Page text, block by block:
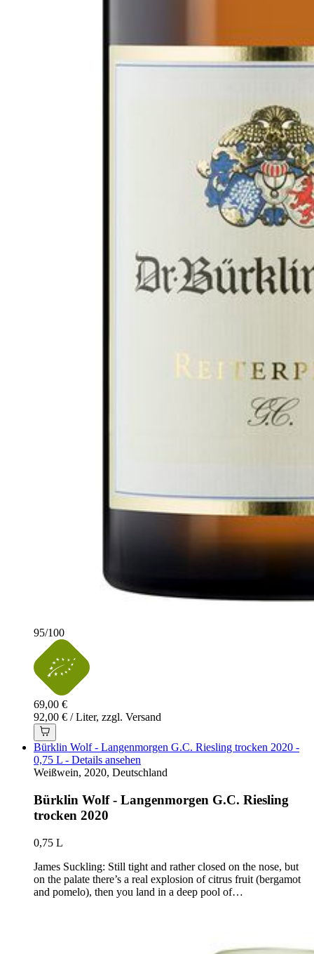
95/100
69,00 €
92,00 € / Liter, zzgl. Versand
Bürklin Wolf - Langenmorgen G.C. Riesling trocken 2020 -
0,75 L - Details ansehen
Weißwein, 2020, Deutschland
Bürklin Wolf - Langenmorgen G.C. Riesling
trocken 2020
0,75 L
James Suckling: Still tight and rather closed on the nose, but
on the palate there’s a real explosion of citrus fruit (bergamot
and pomelo), then you land in a deep pool of…